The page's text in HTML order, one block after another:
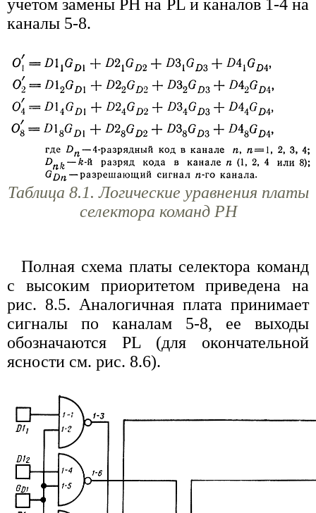
учетом замены РН на PL и каналов 1-4 на
каналы 5-8.
Таблица 8.1. Логические уравнения платы
селектора команд РН
Полная схема платы селектора команд
с высоким приоритетом приведена на
рис. 8.5. Аналогичная плата принимает
сигналы по каналам 5-8, ее выходы
обозначаются PL (для окончательной
ясности см. рис. 8.6).